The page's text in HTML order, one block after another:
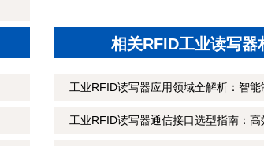
相关RFID工业读写器
工业RFID读写器应用领域全解析：智
工业RFID读写器通信接口选型指南：